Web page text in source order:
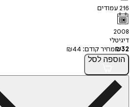
216עמודים
2008
דיגיטלי
₪32 מחיר קודם: ₪44
הוספה לסל